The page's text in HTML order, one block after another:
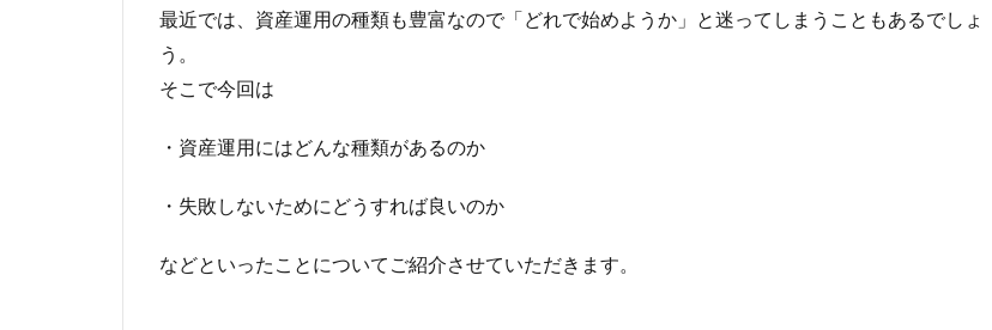
最近では、資産運用の種類も豊富なので「どれで始めようか」と迷ってしまうこともあるでしょ
う。
そこで今回は
・資産運用にはどんな種類があるのか
・失敗しないためにどうすれば良いのか
などといったことについてご紹介させていただきます。